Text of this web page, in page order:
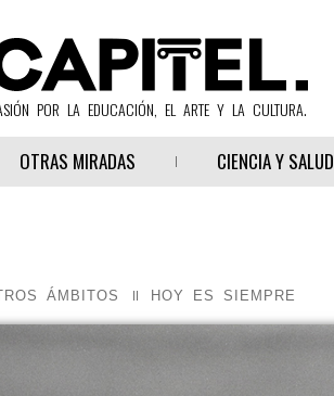
POR LA EDUCACIÓN, EL ARTE Y LA CULTURA.
OTRAS MIRADAS CIENCIA Y SALUD
ÁMBITOS HOY ES SIEMPRE